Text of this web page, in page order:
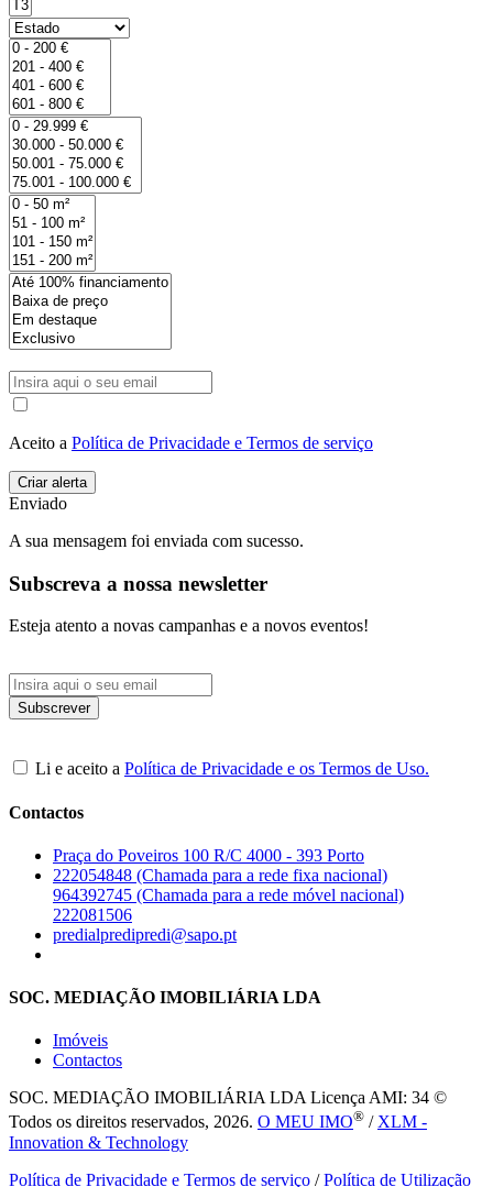
Aceito a Política de Privacidade e Termos de serviço
Enviado
A sua mensagem foi enviada com sucesso.
Subscreva a nossa newsletter
Esteja atento a novas campanhas e a novos eventos!
Li e aceito a Política de Privacidade e os Termos de Uso.
Contactos
Praça do Poveiros 100 R/C 4000 - 393 Porto
222054848 (Chamada para a rede fixa nacional)
964392745 (Chamada para a rede móvel nacional)
222081506
predialpredipredi@sapo.pt
SOC. MEDIAÇÃO IMOBILIÁRIA LDA
Imóveis
Contactos
SOC. MEDIAÇÃO IMOBILIÁRIA LDA Licença AMI: 34 ©
Todos os direitos reservados, 2026. O MEU IMO® /XLM -
Innovation & Technology
Política de Privacidade e Termos de serviço /Política de Utilização